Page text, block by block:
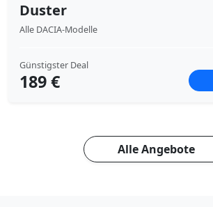
Duster
Alle DACIA-Modelle
Günstigster Deal
189 €
Alle Angebote